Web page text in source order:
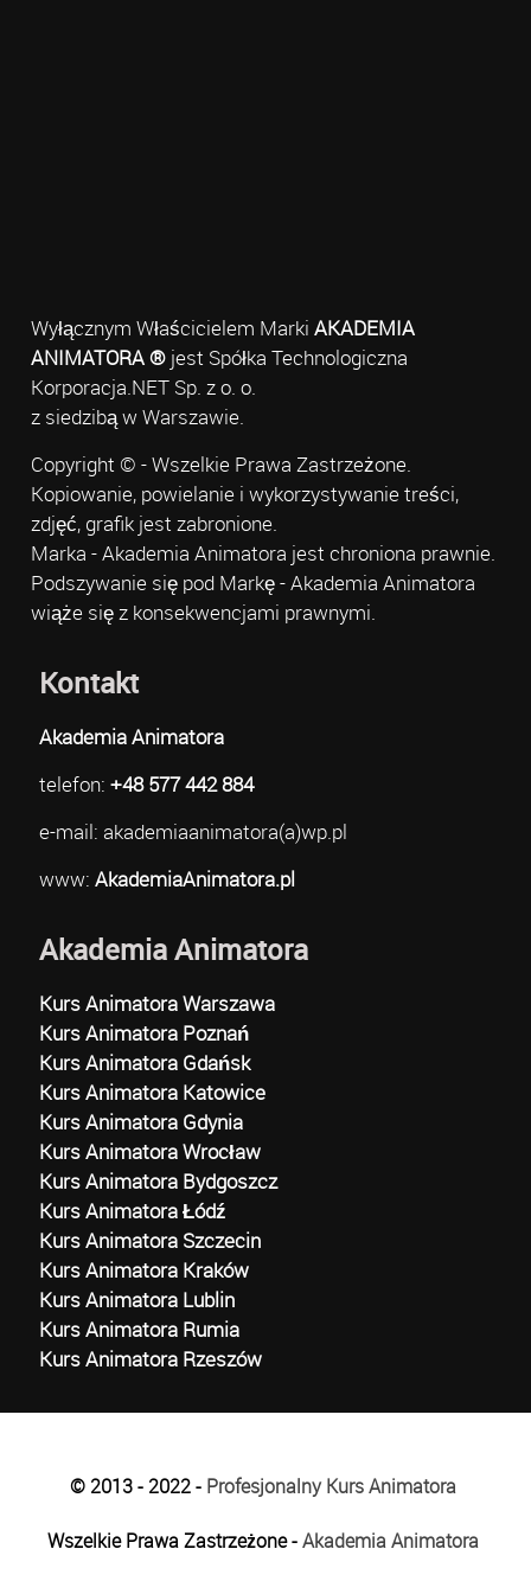
Wyłącznym Właścicielem Marki AKADEMIA
ANIMATORA ®jest Spółka Technologiczna
Korporacja.NET Sp. z o. o.
z siedzibą w Warszawie.
Copyright © - Wszelkie Prawa Zastrzeżone.
Kopiowanie, powielanie i wykorzystywanie treści,
zdjęć, grafik jest zabronione.
Marka - Akademia Animatora jest chroniona prawnie.
Podszywanie się pod Markę - Akademia Animatora
wiąże się z konsekwencjami prawnymi.
Kontakt
Akademia Animatora
telefon: +48 577 442 884
e-mail: akademiaanimatora(a)wp.pl
www: AkademiaAnimatora.pl
Akademia Animatora
Kurs Animatora Warszawa
Kurs Animatora Poznań
Kurs Animatora Gdańsk
Kurs Animatora Katowice
Kurs Animatora Gdynia
Kurs Animatora Wrocław
Kurs Animatora Bydgoszcz
Kurs Animatora Łódź
Kurs Animatora Szczecin
Kurs Animatora Kraków
Kurs Animatora Lublin
Kurs Animatora Rumia
Kurs Animatora Rzeszów
© 2013 - 2022 - Profesjonalny Kurs Animatora
Wszelkie Prawa Zastrzeżone -Akademia Animatora